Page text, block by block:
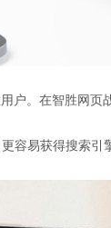
户。在智胜网页
容易获得搜索引